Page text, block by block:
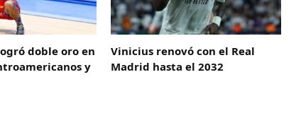
doble oro en
y
Vinicius renovó con el Real
Madrid hasta el 2032